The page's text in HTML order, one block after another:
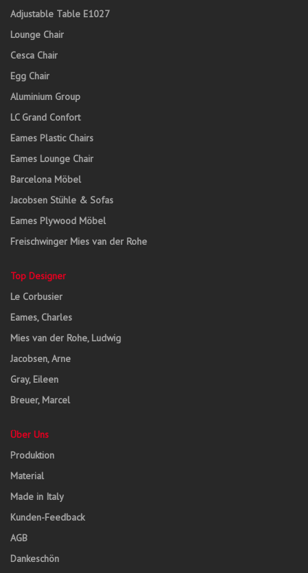
Adjustable Table E1027
Lounge Chair
Cesca Chair
Egg Chair
Aluminium Group
LC Grand Confort
Eames Plastic Chairs
Eames Lounge Chair
Barcelona Möbel
Jacobsen Stühle & Sofas
Eames Plywood Möbel
Freischwinger Mies van der Rohe
Top Designer
Le Corbusier
Eames, Charles
Mies van der Rohe, Ludwig
Jacobsen, Arne
Gray, Eileen
Breuer, Marcel
Über Uns
Produktion
Material
Made in Italy
Kunden-Feedback
AGB
Dankeschön